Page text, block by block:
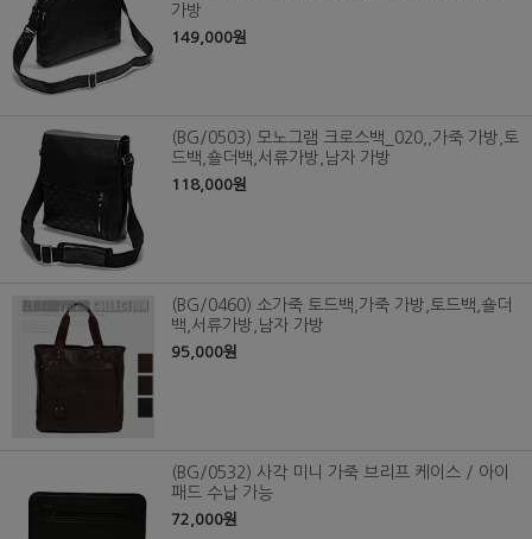
가방
149,000원
(BG/0503) 모노그램 크로스백_020,,가죽 가방,토
드백,숄더백,서류가방,남자 가방
118,000원
(BG/0460) 소가죽 토드백,가죽 가방,토드백,숄더
백,서류가방,남자 가방
95,000원
(BG/0532) 사각 미니 가죽 브리프 케이스 / 아이
패드 수납 가능
72,000원